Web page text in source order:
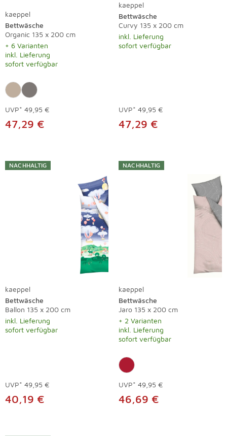
kaeppel
Bettwäsche
Organic 135 x 200 cm
+ 6 Varianten
inkl. Lieferung
sofort verfügbar
UVP* 49,95 €
47,29 €
kaeppel
Bettwäsche
Curvy 135 x 200 cm
inkl. Lieferung
sofort verfügbar
UVP* 49,95 €
47,29 €
NACHHALTIG
kaeppel
Bettwäsche
Ballon 135 x 200 cm
inkl. Lieferung
sofort verfügbar
UVP* 49,95 €
40,19 €
NACHHALTIG
kaeppel
Bettwäsche
Jaro 135 x 200 cm
+ 2 Varianten
inkl. Lieferung
sofort verfügbar
UVP* 49,95 €
46,69 €